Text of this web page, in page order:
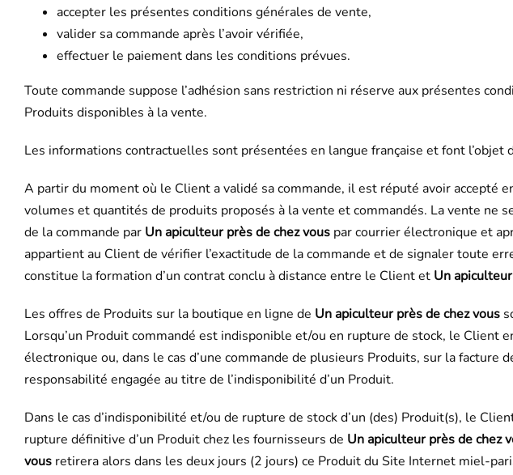
accepter les présentes conditions générales de vente,
valider sa commande après l’avoir vérifiée,
effectuer le paiement dans les conditions prévues.
Toute commande suppose l’adhésion sans restriction ni réserve aux présentes
Produits disponibles à la vente.
Les informations contractuelles sont présentées en langue française et font
A partir du moment où le Client a validé sa commande, il est réputé avoir accepté
volumes et quantités de produits proposés à la vente et commandés. La vente ne
de la commande par Un apiculteur près de chez vouspar courrier électronique et
appartient au Client de vérifier l’exactitude de la commande et de signaler toute
constitue la formation d’un contrat conclu à distance entre le Client et Un
Les offres de Produits sur la boutique en ligne de Un apiculteur près de chez vous
Lorsqu’un Produit commandé est indisponible et/ou en rupture de stock, le
électronique ou, dans le cas d’une commande de plusieurs Produits, sur la facture
responsabilité engagée au titre de l’indisponibilité d’un Produit.
Dans le cas d’indisponibilité et/ou de rupture de stock d’un (des) Produit(s), le
rupture définitive d’un Produit chez les fournisseurs de Un apiculteur près de chez
vousretirera alors dans les deux jours (2 jours) ce Produit du Site Internet miel-